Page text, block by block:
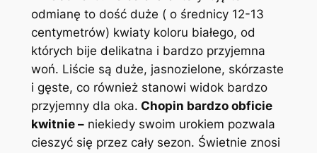
odmianę to dość duże ( o średnicy 12-13
centymetrów) kwiaty koloru białego, od
których bije delikatna i bardzo przyjemna
woń. Liście są duże, jasnozielone, skórzaste
i gęste, co również stanowi widok bardzo
przyjemny dla oka. Chopin bardzo obficie
kwitnie –niekiedy swoim urokiem pozwala
cieszyć się przez cały sezon. Świetnie znosi